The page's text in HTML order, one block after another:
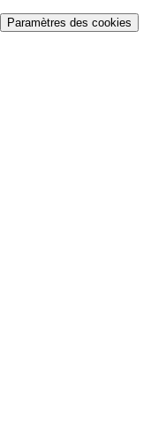
Paramètres des cookies